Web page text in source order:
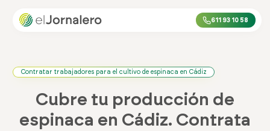
611 93 10 58
Contratar trabajadores para el cultivo de espinaca en Cádiz
Cubre tu producción de
espinaca en Cádiz. Contrata